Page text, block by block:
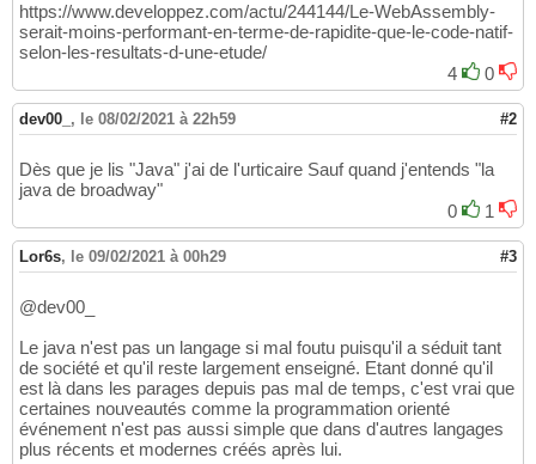
https://www.developpez.com/actu/244144/Le-WebAssembly-
serait-moins-performant-en-terme-de-rapidite-que-le-code-natif-
selon-les-resultats-d-une-etude/
4
0
dev00_ , le 08/02/2021 à 22h59 #2
Dès que je lis "Java" j'ai de l'urticaire Sauf quand j'entends "la
java de broadway"
0
1
Lor6s, le 09/02/2021 à 00h29 #3
@dev00_
Le java n'est pas un langage si mal foutu puisqu'il a séduit tant
de société et qu'il reste largement enseigné. Etant donné qu'il
est là dans les parages depuis pas mal de temps, c'est vrai que
certaines nouveautés comme la programmation orienté
événement n'est pas aussi simple que dans d'autres langages
plus récents et modernes créés après lui.